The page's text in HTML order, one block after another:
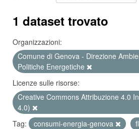
1 dataset trovato
Organizzazioni:
Comune di Genova - Direzione
Politiche Energetiche
Licenze sulle risorse:
Creative Commons Attribuzione 4.0
4.0)
Tag:
consumi-energia-genova